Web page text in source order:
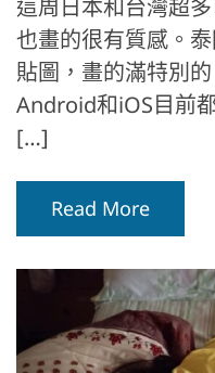
這周日本和台灣超
也畫的很有質感。
貼圖，畫的滿特別
Android和iOS目前
[…]
Read More